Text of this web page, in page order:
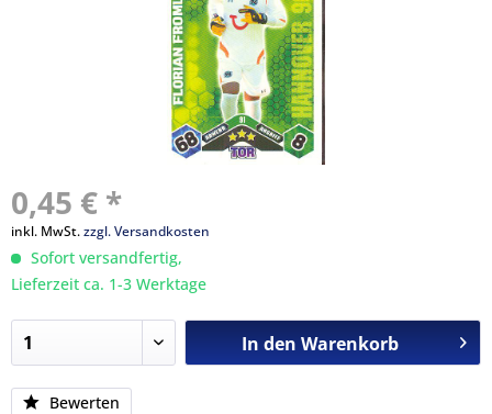
0,45 € *
inkl. MwSt.zzgl. Versandkosten
Sofort versandfertig,
Lieferzeit ca. 1-3 Werktage
In den Warenkorb
Bewerten